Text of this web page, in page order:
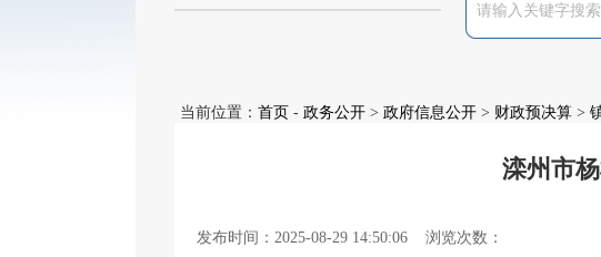
当前位置： 首页 - 政务公开 > 政府信息公开 > 财政预决算 >
滦州市
发布时间：2025-08-29 14:50:06 浏览次数：